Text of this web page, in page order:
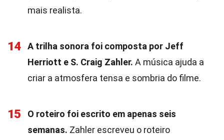
mais realista.
14
A trilha sonora foi composta por Jeff
Herriott e S. Craig Zahler. A música ajuda a
criar a atmosfera tensa e sombria do filme.
15
O roteiro foi escrito em apenas seis
semanas. Zahler escreveu o roteiro